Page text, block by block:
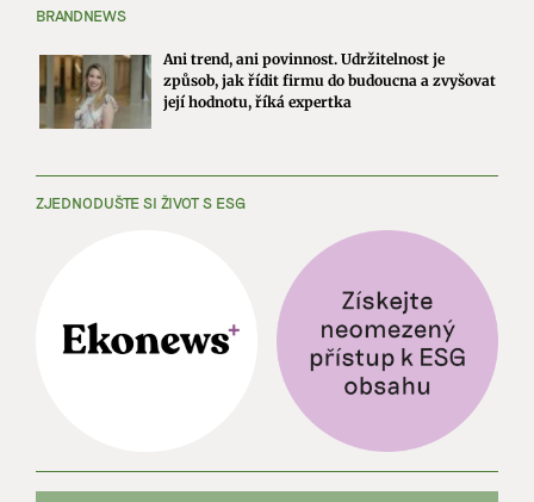
BRANDNEWS
Ani trend, ani povinnost. Udržitelnost je
způsob, jak řídit firmu do budoucna a zvyšovat
její hodnotu, říká expertka
ZJEDNODUŠTE SI ŽIVOT S ESG